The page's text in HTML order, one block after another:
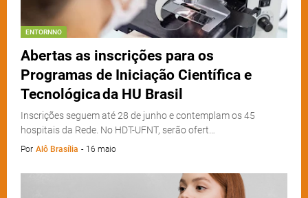
ENTORNNO
Abertas as inscrições para os
Programas de Iniciação Científica e
Tecnológica da HU Brasil
Inscrições seguem até 28 de junho e contemplam os 45
hospitais da Rede. No HDT-UFNT, serão ofert…
Por Alô Brasília - 16 maio